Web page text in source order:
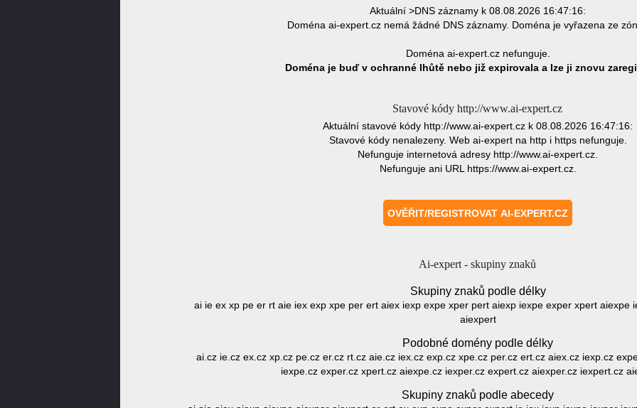
Aktuální >DNS záznamy k 08.08.2026 16:47:16:
Doména ai-expert.cz nemá žádné DNS záznamy. Doména je vyřazena ze
Doména ai-expert.cz nefunguje.
Doména je buď v ochranné lhůtě nebo již expirovala a lze ji znovu
Stavové kódy http://www.ai-expert.cz
Aktuální stavové kódy http://www.ai-expert.cz k 08.08.2026 16:47:16:
Stavové kódy nenalezeny. Web ai-expert na http i https nefunguje.
Nefunguje internetová adresy http://www.ai-expert.cz.
Nefunguje ani URL https://www.ai-expert.cz.
Ai-expert - skupiny znaků
Skupiny znaků podle délky
ai ie ex xp pe er rt aie iex exp xpe per ert aiex iexp expe xper pert aiexp iexpe exper xpert aiexpe
aiexpert
Podobné domény podle délky
ai.cz ie.cz ex.cz xp.cz pe.cz er.cz rt.cz aie.cz iex.cz exp.cz xpe.cz per.cz ert.cz aiex.cz iexp.cz
iexpe.cz exper.cz xpert.cz aiexpe.cz iexper.cz expert.cz aiexper.cz iexpert.cz
Skupiny znaků podle abecedy